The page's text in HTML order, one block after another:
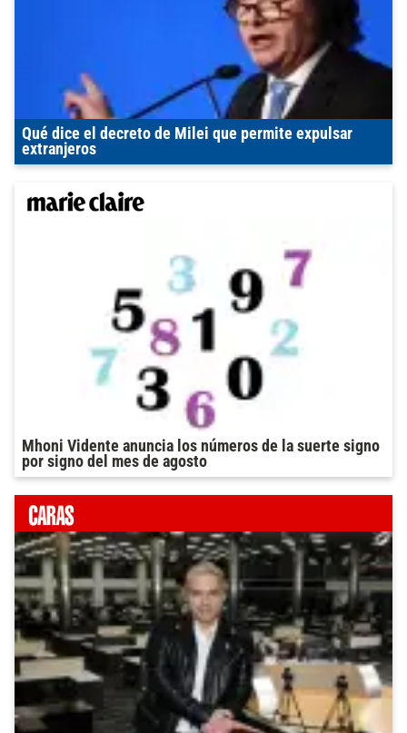
Qué dice el decreto de Milei que permite expulsar
extranjeros
Mhoni Vidente anuncia los números de la suerte signo
por signo del mes de agosto